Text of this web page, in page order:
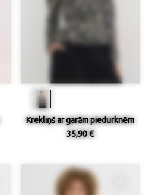
Krekliņš ar garām piedurknēm
35,90 €